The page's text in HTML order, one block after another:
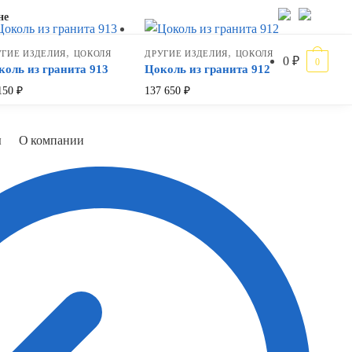
О компании
ИЗДЕЛИЯ, ЦОКОЛЯ
из гранита 913
₽
ДРУГИЕ ИЗДЕЛИЯ, ЦОКОЛЯ
Цоколь из гранита 912
137 650₽
0₽ 0